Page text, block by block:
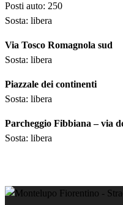
Posti auto: 250
Sosta: libera
Via Tosco Romagnola sud
Sosta: libera
Piazzale dei continenti
Sosta: libera
Parcheggio Fibbiana – via
Sosta: libera